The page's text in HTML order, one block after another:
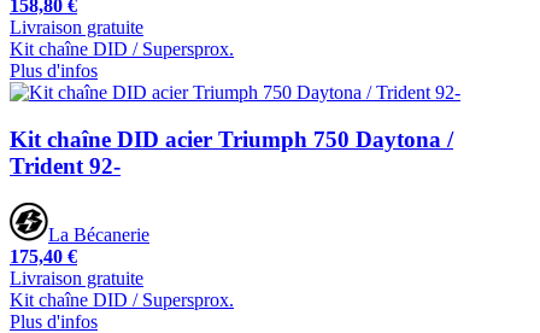
158,80 €
Livraison gratuite
Kit chaîne DID / Supersprox.
Plus d'infos
Kit chaîne DID acier Triumph 750 Daytona /
Trident 92-
La Bécanerie
175,40 €
Livraison gratuite
Kit chaîne DID / Supersprox.
Plus d'infos